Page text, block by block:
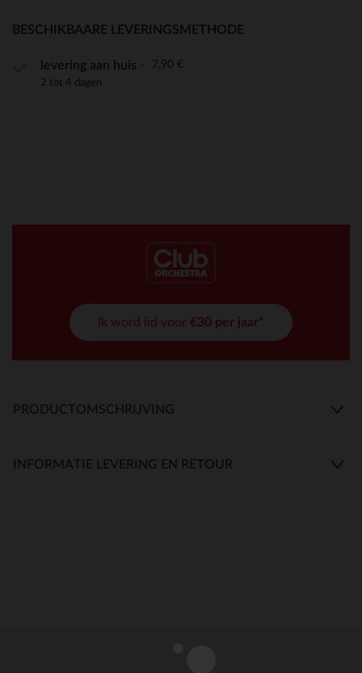
BESCHIKBAARE LEVERINGSMETHODE
levering aan huis 7,90 €
2 tot 4 dagen
Ik word lid voor €30 per jaar*
PRODUCTOMSCHRIJVING
INFORMATIE LEVERING EN RETOUR